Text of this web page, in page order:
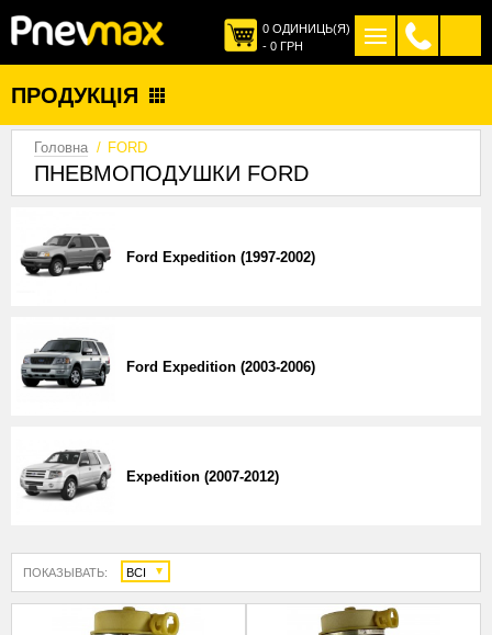
0 ОДИНИЦЬ(Я)
- 0 ГРН
ПОСЛУГИ
ПРИКЛАДИ РОБІТ
ПРО НАС
КОНТАКТИ
ПРОДУКЦІЯ
Головна FORD
ПНЕВМОПОДУШКИ FORD
Ford Expedition (1997-2002)
Ford Expedition (2003-2006)
Expedition (2007-2012)
ПОКАЗЫВАТЬ: ВСІ